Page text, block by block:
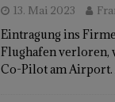
13. Mai 2023
Eintragung ins
Flughafen verloren,
Co-Pilot am Airport.